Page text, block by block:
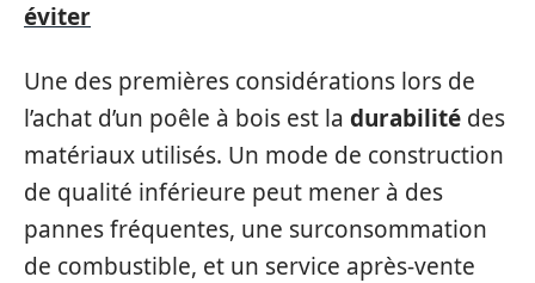
éviter
Une des premières considérations lors de
l’achat d’un poêle à bois est la durabilité des
matériaux utilisés. Un mode de construction
de qualité inférieure peut mener à des
pannes fréquentes, une surconsommation
de combustible, et un service après-vente